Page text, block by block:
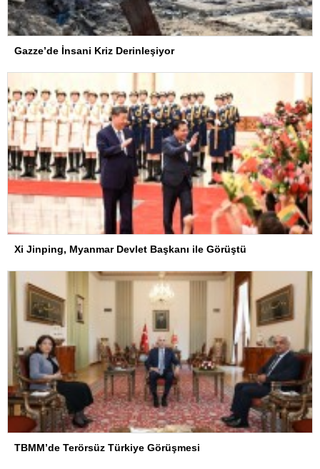
Gazze’de İnsani Kriz Derinleşiyor
Xi Jinping, Myanmar Devlet Başkanı ile Görüştü
TBMM’de Terörsüz Türkiye Görüşmesi